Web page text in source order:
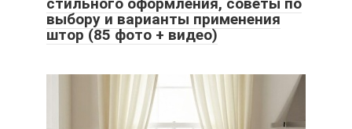
стильного оформления, советы по
выбору и варианты применения
штор (85 фото + видео)